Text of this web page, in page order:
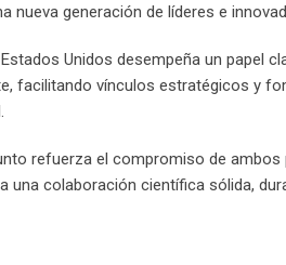
nueva generación de líderes e
Unidos desempeña un papel
facilitando vínculos estratégicos y
refuerza el compromiso de
una colaboración científica sólida,